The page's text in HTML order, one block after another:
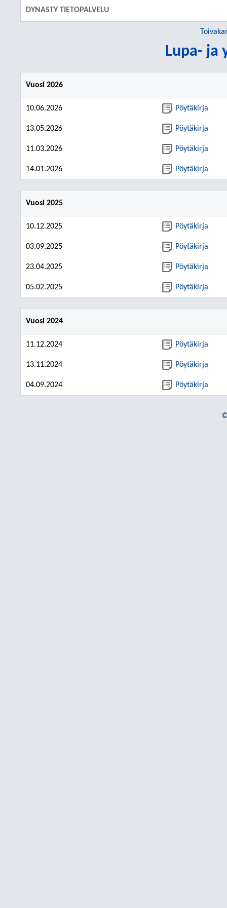
DYNASTY TIETOPALVELU
Lupa- ja
Vuosi 2026
10.06.2026 Pöytäkirja
13.05.2026 Pöytäkirja
11.03.2026 Pöytäkirja
14.01.2026 Pöytäkirja
Vuosi 2025
10.12.2025 Pöytäkirja
03.09.2025 Pöytäkirja
23.04.2025 Pöytäkirja
05.02.2025 Pöytäkirja
Vuosi 2024
11.12.2024 Pöytäkirja
13.11.2024 Pöytäkirja
04.09.2024 Pöytäkirja